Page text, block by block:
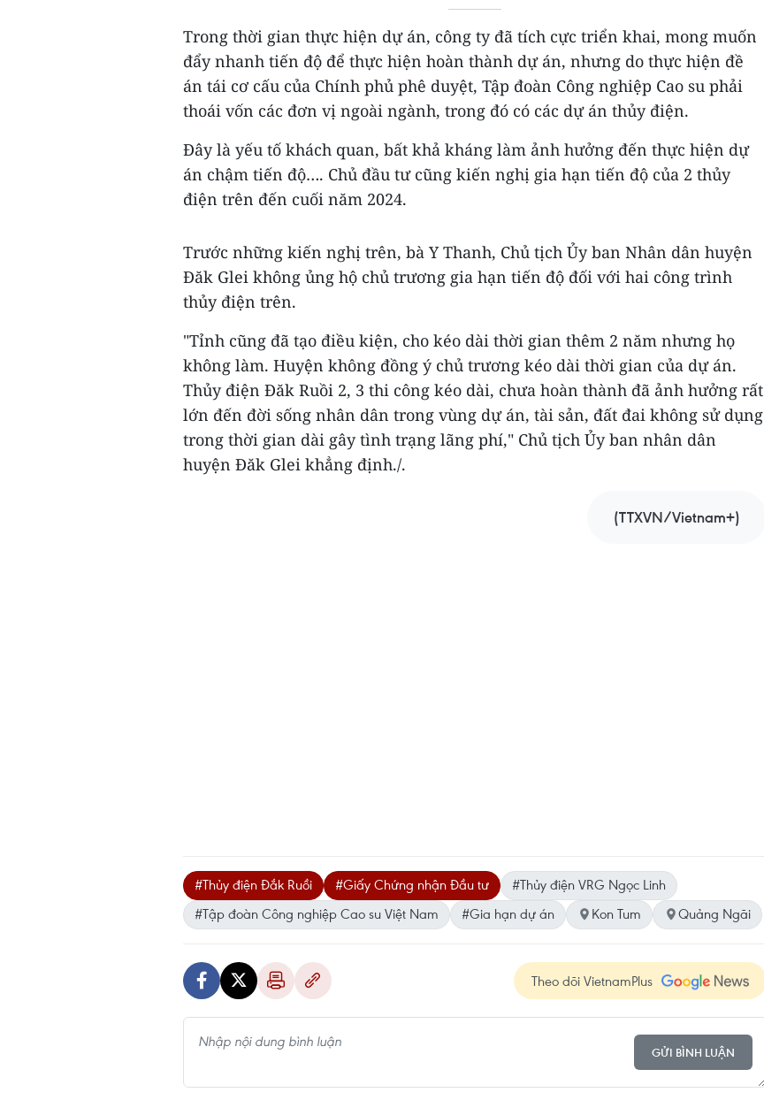
Trong thời gian thực hiện dự án, công ty đã tích cực triển khai, mong muốn
đẩy nhanh tiến độ để thực hiện hoàn thành dự án, nhưng do thực hiện đề
án tái cơ cấu của Chính phủ phê duyệt, Tập đoàn Công nghiệp Cao su phải
thoái vốn các đơn vị ngoài ngành, trong đó có các dự án thủy điện.
Đây là yếu tố khách quan, bất khả kháng làm ảnh hưởng đến thực hiện dự
án chậm tiến độ…. Chủ đầu tư cũng kiến nghị gia hạn tiến độ của 2 thủy
điện trên đến cuối năm 2024.
Trước những kiến nghị trên, bà Y Thanh, Chủ tịch Ủy ban Nhân dân huyện
Đăk Glei không ủng hộ chủ trương gia hạn tiến độ đối với hai công trình
thủy điện trên.
"Tỉnh cũng đã tạo điều kiện, cho kéo dài thời gian thêm 2 năm nhưng họ
không làm. Huyện không đồng ý chủ trương kéo dài thời gian của dự án.
Thủy điện Đăk Ruồi 2, 3 thi công kéo dài, chưa hoàn thành đã ảnh hưởng rất
lớn đến đời sống nhân dân trong vùng dự án, tài sản, đất đai không sử dụng
trong thời gian dài gây tình trạng lãng phí," Chủ tịch Ủy ban nhân dân
huyện Đăk Glei khẳng định./.
(TTXVN/Vietnam+)
#Thủy điện Đắk Ruồi #Giấy Chứng nhận Đầu tư
#Thủy điện VRG Ngọc Linh
#Tập đoàn Công nghiệp Cao su Việt Nam
#Gia hạn dự án Kon Tum Quảng Ngãi
Theo dõi VietnamPlus
GỬI BÌNH LUẬN